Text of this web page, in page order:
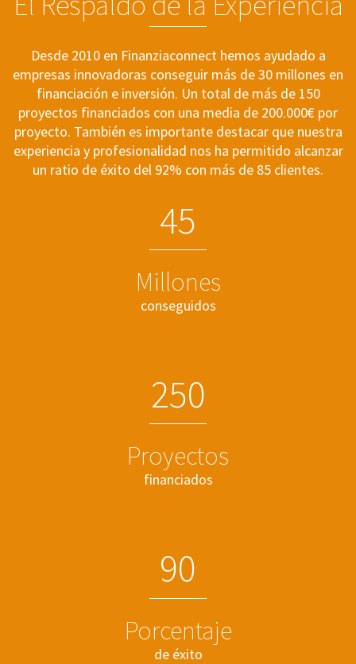
Desde 2010 en Finanziaconnect hemos ayudado a
empresas innovadoras conseguir más de 30 millones en
financiación e inversión. Un total de más de 150
proyectos financiados con una media de 200.000€ por
proyecto. También es importante destacar que nuestra
experiencia y profesionalidad nos ha permitido alcanzar
un ratio de éxito del 92% con más de 85 clientes.
45
Millones
conseguidos
250
Proyectos
financiados
90
Porcentaje
de éxito